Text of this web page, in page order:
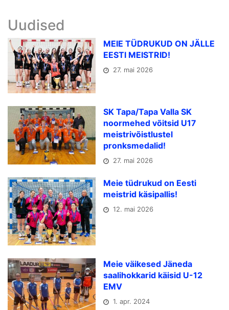
Uudised
MEIE TÜDRUKUD ON JÄLLE
EESTI MEISTRID!
27. mai 2026
SK Tapa/Tapa Valla SK
noormehed võitsid U17
meistrivõistlustel
pronksmedalid!
27. mai 2026
Meie tüdrukud on Eesti
meistrid käsipallis!
12. mai 2026
Meie väikesed Jäneda
saalihokkarid käisid U-12
EMV
1. apr. 2024